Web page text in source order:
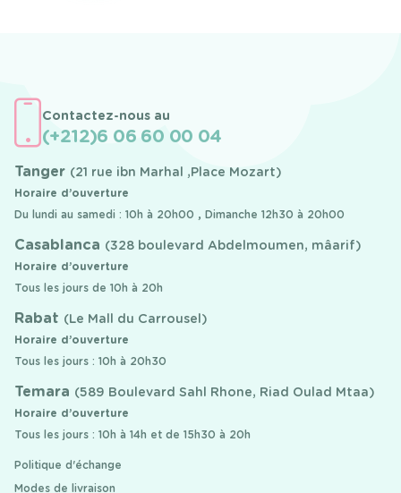
Contactez-nous au
(+212)6 06 60 00 04
Tanger (21 rue ibn Marhal ,Place Mozart)
Horaire d’ouverture
Du lundi au samedi : 10h à 20h00 , Dimanche 12h30 à 20h00
Casablanca (328 boulevard Abdelmoumen, mâarif)
Horaire d’ouverture
Tous les jours de 10h à 20h
Rabat (Le Mall du Carrousel)
Horaire d’ouverture
Tous les jours : 10h à 20h30
Temara (589 Boulevard Sahl Rhone, Riad Oulad Mtaa)
Horaire d’ouverture
Tous les jours : 10h à 14h et de 15h30 à 20h
Politique d'échange
Modes de livraison